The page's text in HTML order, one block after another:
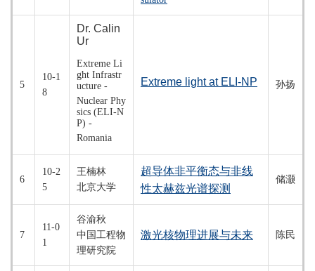
5
10-1
8
Dr. Calin
Ur
Extreme Li
ght Infrastr
ucture -
Nuclear Phy
sics (ELI-N
P) -
Romania
Extreme light at ELI-NP 孙扬
6
10-2
5
王楠林
北京大学
超导体非平衡态与非线
性太赫兹光谱探测
储灏
7
11-0
1
谷渝秋
中国工程物
理研究院
激光核物理进展与未来 陈民